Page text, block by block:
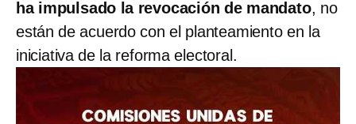
ha impulsado la revocación de mandato, no
están de acuerdo con el planteamiento en la
iniciativa de la reforma electoral.